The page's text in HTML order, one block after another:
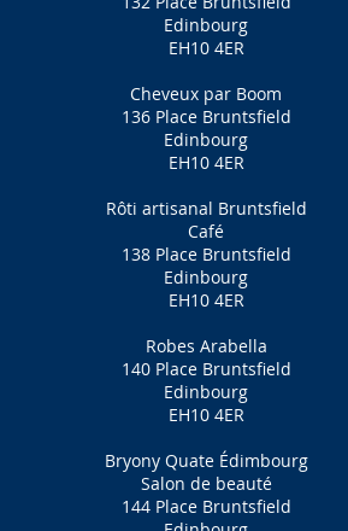
Edinbourg
EH10 4ER
Cheveux par Boom
136 Place Bruntsfield
Edinbourg
EH10 4ER
Rôti artisanal Bruntsfield
Café
138 Place Bruntsfield
Edinbourg
EH10 4ER
Robes Arabella
140 Place Bruntsfield
Edinbourg
EH10 4ER
Bryony Quate Édimbourg
Salon de beauté
144 Place Bruntsfield